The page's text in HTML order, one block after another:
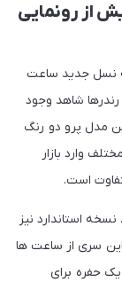
آن را پیش از رونمایی
نسل جدید ساعت
شاهد وجود
۵ هستیم. همچنین مدل پرو دو رنگ
وارد بازار
است.
متری است. نسخه استاندارد نیز
در این سری از ساعت ها
حفره برای